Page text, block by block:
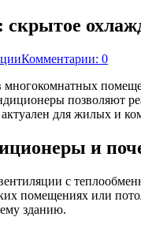
Комментарии: 0
позволяют
для жилых и
и
с
помещениях или
зданию.